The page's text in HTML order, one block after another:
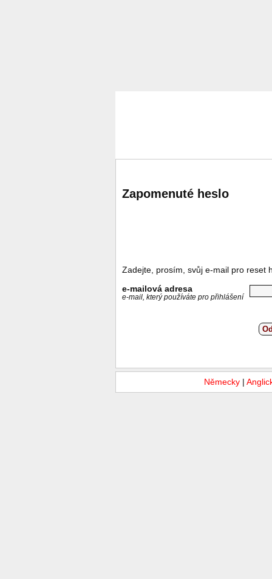
Zapomenuté heslo
Zadejte, prosím, svůj e-mail pro reset
e-mailová adresa
e-mail, který používáte pro přihlášení
Německy|